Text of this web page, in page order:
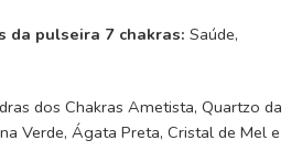
da pulseira 7 chakras: Saúde,
dos Chakras Ametista, Quartzo da
Verde, Ágata Preta, Cristal de Mel e